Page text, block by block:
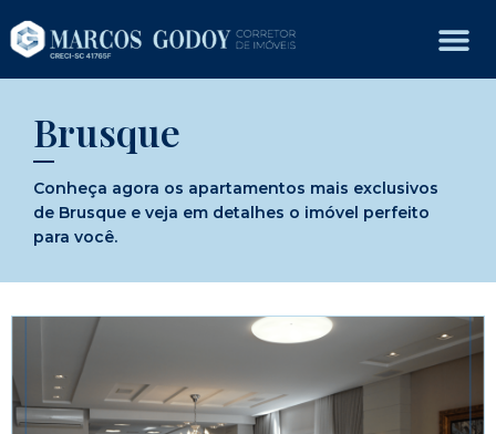
Brusque
Conheça agora os apartamentos mais exclusivos
de Brusque e veja em detalhes o imóvel perfeito
para você.